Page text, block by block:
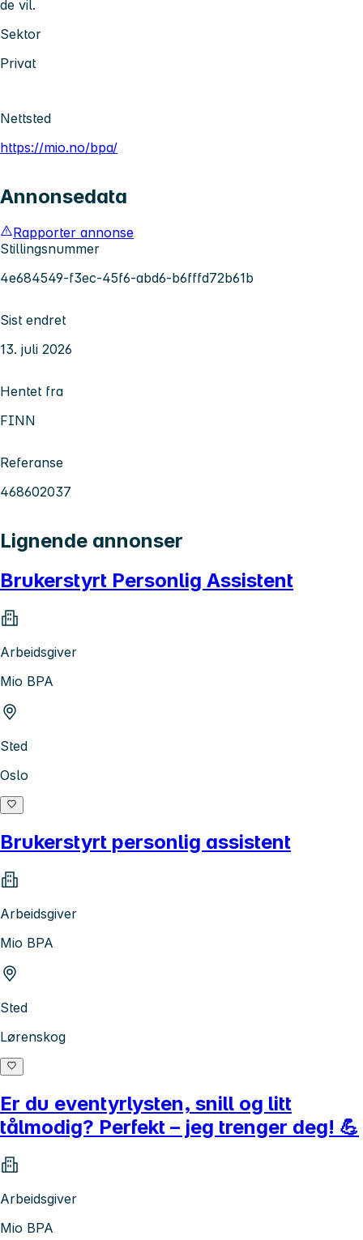
de vil.
Sektor
Privat
Nettsted
https://mio.no/bpa/
Annonsedata
Rapporter annonse
Stillingsnummer
4e684549-f3ec-45f6-abd6-b6fffd72b61b
Sist endret
13. juli 2026
Hentet fra
FINN
Referanse
468602037
Lignende annonser
Brukerstyrt Personlig Assistent
Arbeidsgiver
Mio BPA
Sted
Oslo
Brukerstyrt personlig assistent
Arbeidsgiver
Mio BPA
Sted
Lørenskog
Er du eventyrlysten, snill og litt
tålmodig? Perfekt – jeg trenger deg! 💪
Arbeidsgiver
Mio BPA